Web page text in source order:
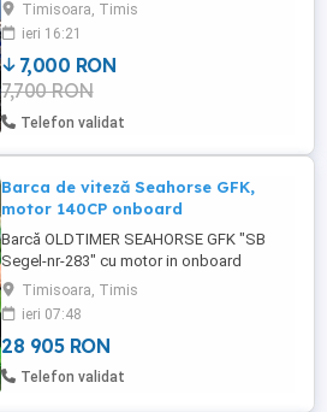
motorul in mers. Se poate achizitiona si
barca (3.30x1.30m) la pretul de 4000 lei,
sau impreuna cu motorul la pretul de 7000
lei. La nevoie, se asigura transport
contracost.
Timisoara, Timis
ieri 16:21
7,000 RON
7,700 RON
Telefon validat
Barca de viteză Seahorse GFK,
motor 140CP onboard
Barcă OLDTIMER SEAHORSE GFK "SB
Segel-nr-283" cu motor in onboard
Mercruiser,3000cmc, 140HP (recondiționat
complet in această primăvară), cu peridoc
propriu, acte de colecționar Germania
(dosar cu istoric). În prezent este in curs
de înmatriculare. Barcă se afla in zona
Timisoara, Timis
ieri 07:48
28 905 RON
Telefon validat